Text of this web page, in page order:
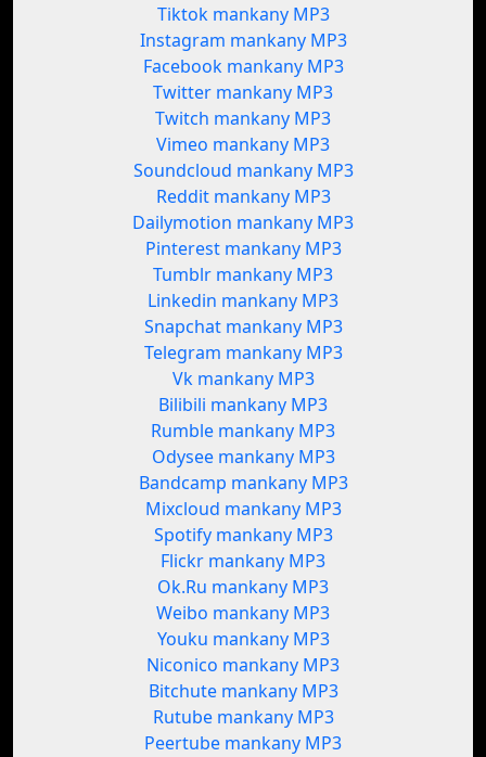
Tiktok mankany MP3
Instagram mankany MP3
Facebook mankany MP3
Twitter mankany MP3
Twitch mankany MP3
Vimeo mankany MP3
Soundcloud mankany MP3
Reddit mankany MP3
Dailymotion mankany MP3
Pinterest mankany MP3
Tumblr mankany MP3
Linkedin mankany MP3
Snapchat mankany MP3
Telegram mankany MP3
Vk mankany MP3
Bilibili mankany MP3
Rumble mankany MP3
Odysee mankany MP3
Bandcamp mankany MP3
Mixcloud mankany MP3
Spotify mankany MP3
Flickr mankany MP3
Ok.Ru mankany MP3
Weibo mankany MP3
Youku mankany MP3
Niconico mankany MP3
Bitchute mankany MP3
Rutube mankany MP3
Peertube mankany MP3